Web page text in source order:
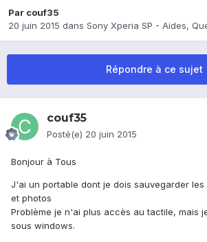
Par couf35
20 juin 2015 dans Sony Xperia SP - Aides,
Répondre à ce sujet
couf35
Posté(e) 20 juin 2015
Bonjour à Tous
J'ai un portable dont je dois sauvegarder les
et photos
Problème je n'ai plus accès au tactile, mais
sous windows.